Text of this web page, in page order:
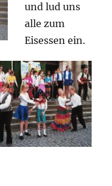
und lud uns
alle zum
Eisessen ein.